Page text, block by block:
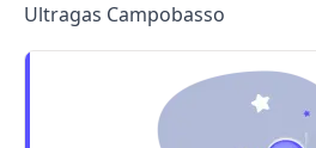
Ultragas Campobasso